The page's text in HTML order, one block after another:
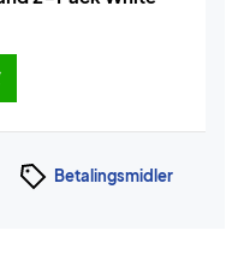
Betalingsmidler